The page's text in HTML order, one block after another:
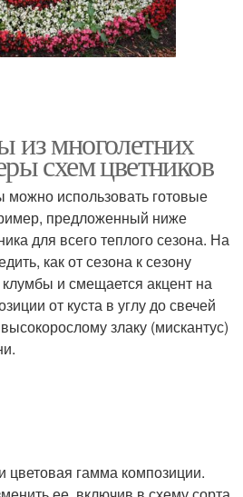
многолетних
схем цветников
использовать готовые
предложенный ниже
для всего теплого сезона. На
как от сезона к сезону
и смещается акцент на
от куста в углу до свечей
злаку (мискантус)
цветовая гамма композиции.